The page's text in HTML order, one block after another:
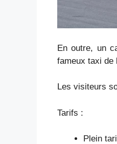
En outre, un
fameux taxi de
Les visiteurs
Tarifs :
Plein